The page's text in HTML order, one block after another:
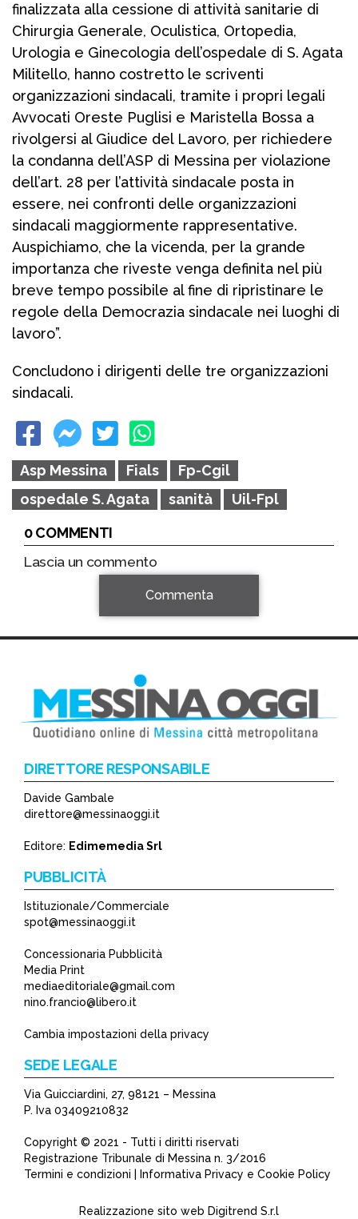
finalizzata alla cessione di attività sanitarie di
Chirurgia Generale, Oculistica, Ortopedia,
Urologia e Ginecologia dell’ospedale di S. Agata
Militello, hanno costretto le scriventi
organizzazioni sindacali, tramite i propri legali
Avvocati Oreste Puglisi e Maristella Bossa a
rivolgersi al Giudice del Lavoro, per richiedere
la condanna dell’ASP di Messina per violazione
dell’art. 28 per l’attività sindacale posta in
essere, nei confronti delle organizzazioni
sindacali maggiormente rappresentative.
Auspichiamo, che la vicenda, per la grande
importanza che riveste venga definita nel più
breve tempo possibile al fine di ripristinare le
regole della Democrazia sindacale nei luoghi di
lavoro”.
Concludono i dirigenti delle tre organizzazioni
sindacali.
Asp Messina Fials
Fp-Cgil
ospedale S. Agata
sanità
Uil-Fpl
0 COMMENTI
Lascia un commento
*
Commenta
DIRETTORE RESPONSABILE
Davide Gambale
direttore@messinaoggi.it
Editore: Edimemedia Srl
PUBBLICITÀ
Istituzionale/Commerciale
spot@messinaoggi.it
Concessionaria Pubblicità
Media Print
mediaeditoriale@gmail.com
nino.francio@libero.it
Cambia impostazioni della privacy
SEDE LEGALE
Via Guicciardini, 27, 98121 – Messina
P. Iva 03409210832
Copyright © 2021 - Tutti i diritti riservati
Registrazione Tribunale di Messina n. 3/2016
Termini e condizioni | Informativa Privacy e Cookie Policy
Realizzazione sito web Digitrend S.r.l